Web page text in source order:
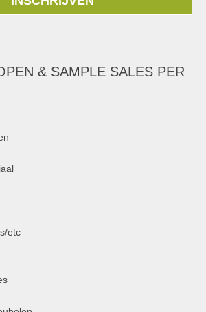
& SAMPLE SALES PER
etc